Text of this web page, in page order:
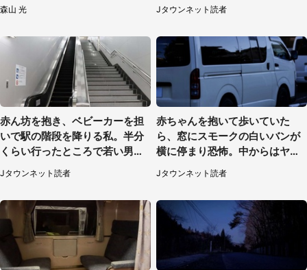
ラン」開始【8／8～3／31】
森山 光
を見て...（福岡県・30代女性）
Jタウンネット読者
赤ん坊を抱き、ベビーカーを担
いで駅の階段を降りる私。半分
くらい行ったところで若い男性
が...（埼玉県・50代女性）
Jタウンネット読者
赤ちゃんを抱いて歩いていた
ら、窓にスモークの白いバンが
横に停まり恐怖。中からはヤン
チャそうな男性が...（神奈川
県・40代女性）
Jタウンネット読者